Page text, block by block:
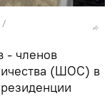
/
- членов
(ШОС) в